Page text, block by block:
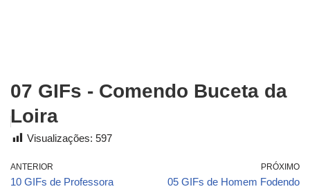
07 GIFs - Comendo Buceta da
Loira
Visualizações: 597
ANTERIOR
10 GIFs de Professora
PRÓXIMO
05 GIFs de Homem Fodendo